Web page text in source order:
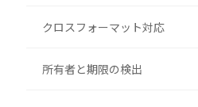
クロスフォーマット対応
所有者と期限の検出